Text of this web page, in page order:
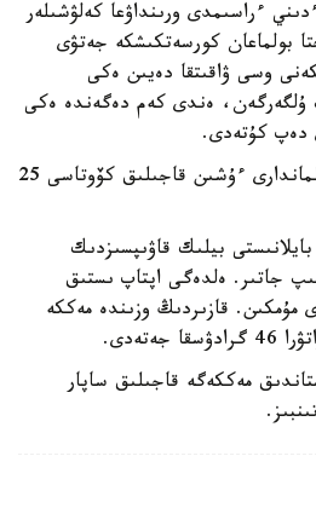
ءراسىمدى ورىنداۋعا كەلۋشىلەر
بولماعان كورسەتكىشكە جەتۋى
وسى ۋاقىتقا دەيىن ەكى
ۇلگەرگەن، ەندى كەم دەگەندە ەكى
دەپ كۇتەدى.
بيىلعى جىلى رەسەي مۇسىلماندارى ءۇشىن قاجىلىق كۆوتاسى 25
بيلىك قاۋىپسىزدىك
جاتىر. ەلدەگى اپتاپ ىستىق
مۇمكىن. قازىردىڭ وزىندە مەككە
قازاقستاندىق مەككەگە قاجىلىق ساپار